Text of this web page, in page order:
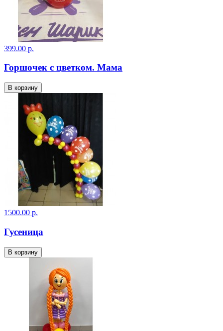
399.00 р.
Горшочек с цветком. Мама
В корзину
1500.00 р.
Гусеница
В корзину